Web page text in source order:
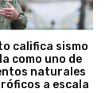
califica sismo
como uno de
naturales
a escala